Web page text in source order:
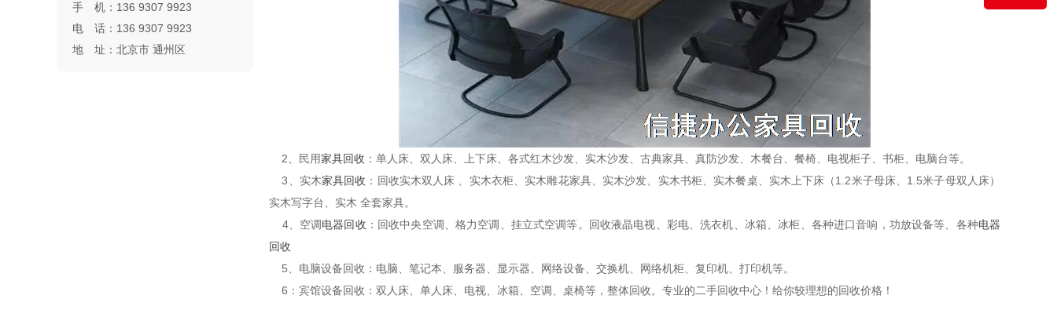
手 机： 136 9307 9923
电 话： 136 9307 9923
地 址： 北京市 通州区
2、民用家具回收 ：单人床、双人床、上下床、各式红木沙发、实木沙发、古典家具、真防沙发、木餐台、餐椅、电视柜子、书柜、电脑台等。
3、实木家具回收 ：回收实木双人床 、实木衣柜、实木雕花家具、实木沙发、实木书柜、实木餐桌、实木上下床（1.2米子母床、1.5米子母双人床）
实木写字台、实木 全套家具。
4、空调电器回收 ：回收中央空调、格力空调、挂立式空调等。回收液晶电视、彩电、洗衣机、冰箱、冰柜、各种进口音响，功放设备等、各种电器
回收
5、电脑设备回收：电脑、笔记本、服务器、显示器、网络设备、交换机、网络机柜、复印机、打印机等。
6：宾馆设备回收：双人床、单人床、电视、冰箱、空调、桌椅等，整体回收。专业的二手回收中心！给你较理想的回收价格！